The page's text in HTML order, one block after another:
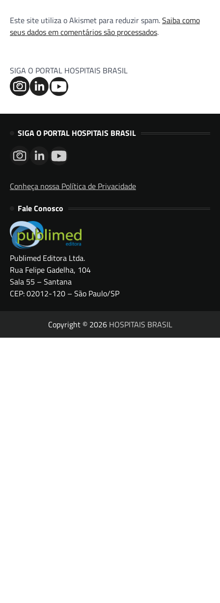
Este site utiliza o Akismet para reduzir spam.Saiba como
seus dados em comentários são processados.
SIGA O PORTAL HOSPITAIS BRASIL
SIGA O PORTAL HOSPITAIS BRASIL
Conheça nossa Política de Privacidade
Fale Conosco
Publimed Editora Ltda.
Rua Felipe Gadelha, 104
Sala 55 – Santana
CEP: 02012-120 – São Paulo/SP
Copyright © 2026 HOSPITAIS BRASIL